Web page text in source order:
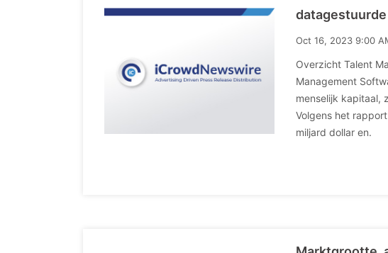
Oct 16, 2023 9:00
Overzicht Talent
Management
menselijk kapitaal,
Volgens het
miljard dollar en.